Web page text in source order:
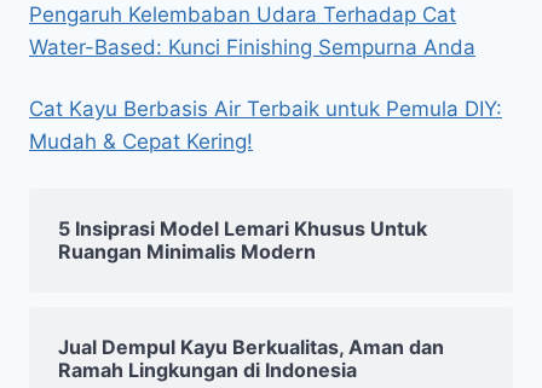
Pengaruh Kelembaban Udara Terhadap Cat
Water-Based: Kunci Finishing Sempurna Anda
Cat Kayu Berbasis Air Terbaik untuk Pemula DIY:
Mudah & Cepat Kering!
5 Insiprasi Model Lemari Khusus Untuk
Ruangan Minimalis Modern
Jual Dempul Kayu Berkualitas, Aman dan
Ramah Lingkungan di Indonesia